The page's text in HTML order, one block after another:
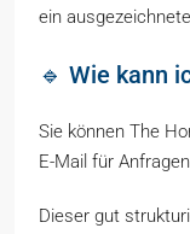
ein
🔹 Wie kann
Sie können The
E-Mail für
Dieser gut